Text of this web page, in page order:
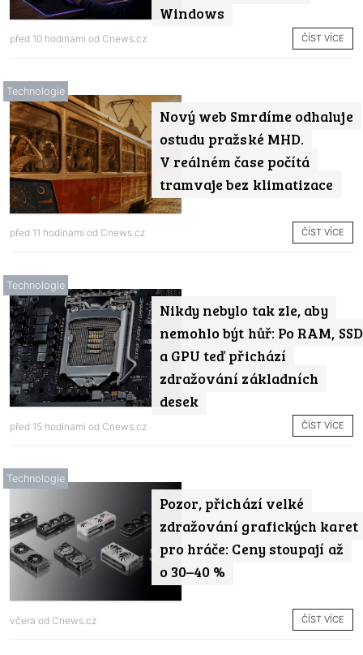
Windows
před 10 hodinami od Cnews.cz ČÍST VÍCE
Nový web Smrdíme odhaluje
ostudu pražské MHD.
V reálném čase počítá
tramvaje bez klimatizace
Technologie
před 11 hodinami od Cnews.cz ČÍST VÍCE
Nikdy nebylo tak zle, aby
nemohlo být hůř: Po RAM, SSD
a GPU teď přichází
zdražování základních
desek
Technologie
před 15 hodinami od Cnews.cz ČÍST VÍCE
Pozor, přichází velké
zdražování grafických karet
pro hráče: Ceny stoupají až
o 30–40 %
Technologie
včera od Cnews.cz ČÍST VÍCE